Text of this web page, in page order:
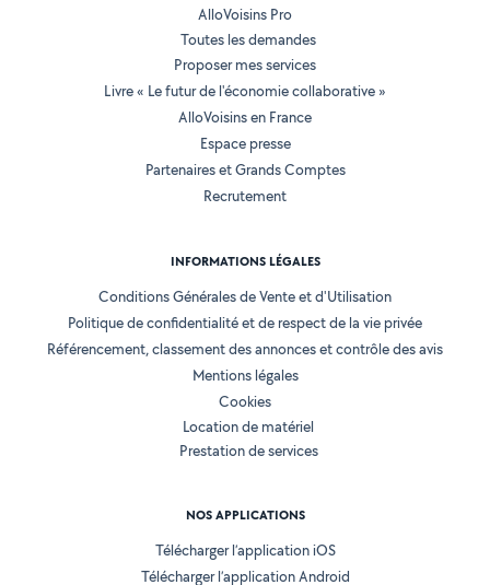
AlloVoisins Pro
Toutes les demandes
Proposer mes services
Livre « Le futur de l'économie collaborative »
AlloVoisins en France
Espace presse
Partenaires et Grands Comptes
Recrutement
INFORMATIONS LÉGALES
Conditions Générales de Vente et d'Utilisation
Politique de confidentialité et de respect de la vie privée
Référencement, classement des annonces et contrôle des avis
Mentions légales
Cookies
Location de matériel
Prestation de services
NOS APPLICATIONS
Télécharger l’application iOS
Télécharger l’application Android